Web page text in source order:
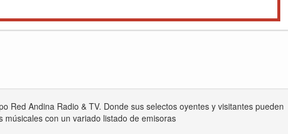
Red Andina Radio & TV. Donde sus selectos oyentes y visitantes pueden
con un variado listado de emisoras